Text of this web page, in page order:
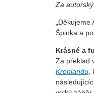
Za
„Děkujeme
Špinka a
Krásné a
Za překlad
Kronlandu,